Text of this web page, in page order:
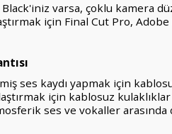
Black'iniz varsa, çoklu kamera
için Final Cut Pro,
ses kaydı yapmak için
için kablosuz
ses ve vokaller